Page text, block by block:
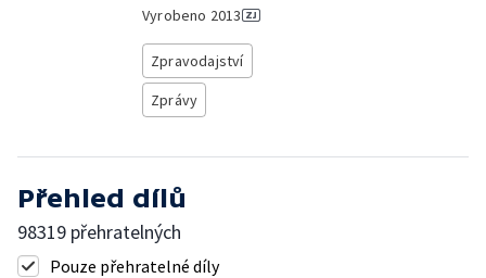
Vyrobeno 2013
Zpravodajství
Zprávy
Přehled dílů
98319 přehratelných
Pouze přehratelné díly